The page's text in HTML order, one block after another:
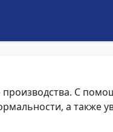
С
а также